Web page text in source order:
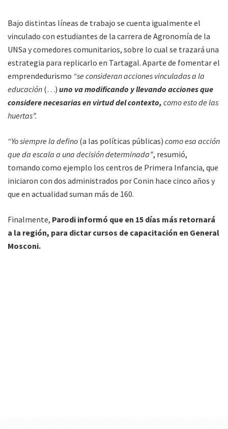
Bajo distintas líneas de trabajo se cuenta igualmente el
vinculado con estudiantes de la carrera de Agronomía de la
UNSa y comedores comunitarios, sobre lo cual se trazará una
estrategia para replicarlo en Tartagal. Aparte de fomentar el
emprendedurismo “se consideran acciones vinculadas a la
educación (…) uno va modificando y llevando acciones que
considere necesarias en virtud del contexto, como esto de las
huertas”.
“Yo siempre la defino (a las políticas públicas) como esa acción
que da escala a una decisión determinada”, resumió,
tomando como ejemplo los centros de Primera Infancia, que
iniciaron con dos administrados por Conin hace cinco años y
que en actualidad suman más de 160.
Finalmente, Parodi informó que en 15 días más retornará
a la región, para dictar cursos de capacitación en General
Mosconi.